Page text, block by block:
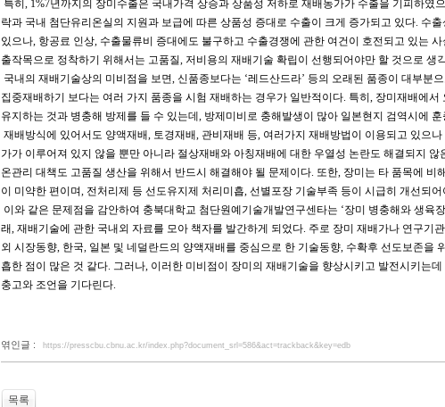
특히, 1%7년까지의 장미수출은 국내가격 상승과 상품성 저하로 재배농가가 수출을 기피하였
락과 국내 첨단유리온실의 지원과 보급에 따른 상품성 증대로 수출이 크게 증가되고 있다. 수
있으나, 항공료 인상, 수출물류비 증대에도 불구하고 수출경쟁에 관한 여건이 호전되고 있는
출작목으로 정착하기 위해서는 고품질, 저비용의 재배기술 확립이 선행되어야만 할 것으로 생
국내의 재배기술상의 미비점을 보면, 신품종보다는 ‘레드산드라’ 등의 오래된 품종이 대부분
집중재배하기 보다는 여러 가지 품종을 시험 재배하는 경우가 일반적이다. 특히, 장미재배에
유지하는 것과 병충해 방제를 들 수 있는데, 방제미비로 충해발생이 많아 일본현지 검역시에
재배방식에 있어서도 양액재배, 토경재배, 관비재배 등, 여러가지 재배방법이 이용되고 있으
가가 이루어져 있지 않을 뿐만 아니라 절상재배와 아칭재배에 대한 우열성 논란도 해결되지
온관리 대책도 고품질 생산을 위해서 반드시 해결해야 될 문제이다. 또한, 장미는 타 품목에
이 미약한 편이며, 전처리제 등 선도유지제 처리미흡, 선별포장 기술부족 등이 시급히 개선되
이와 같은 문제점을 감안하여 충북대학교 첨단원예기술개발연구센타는 ‘장미 병충해와 생육
래, 재배기술에 관한 국내외 자료를 모아 책자를 발간하게 되었다. 주로 장미 재배가나 연구기
외 시장동향, 한국, 일본 및 네덜란드의 양액재배를 중심으로 한 기술동향, 수확후 선도보존을
흡한 점이 많은 것 같다. 그러나, 이러한 미비점이 장미의 재배기술을 향상시키고 발전시키는
충고와 조언을 기다린다.
엮인글 : https://presscbu.cbnu.ac.kr/index.php?document_srl=586&act=trackback&key=edb
목록